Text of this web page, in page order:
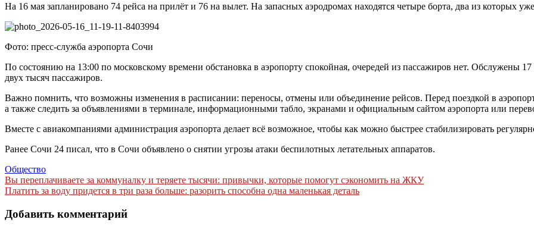
На 16 мая запланировано 74 рейса на прилёт и 76 на вылет. На запасных аэродромах находятся четыре борта, два из которых
Фото: пресс-служба аэропорта Сочи
По состоянию на 13:00 по московскому времени обстановка в аэропорту спокойная, очередей из пассажиров нет. Обслужены
двух тысяч пассажиров.
Важно помнить, что возможны изменения в расписании: переносы, отмены или объединение рейсов. Перед поездкой в
а также следить за объявлениями в терминале, информационными табло, экранами и официальным сайтом аэропорта или
Вместе с авиакомпаниями администрация аэропорта делает всё возможное, чтобы как можно быстрее стабилизировать
Ранее Сочи 24 писал, что в Сочи объявлено о снятии угрозы атаки беспилотных летательных аппаратов.
Общество
Навигация
по
записям
Вы переплачиваете за коммуналку и теряете тысячи: привычки, которые помогут сэкономить на ЖКУ
Платить за воду придется в три раза больше: разорить способна одна маленькая деталь
Добавить комментарий